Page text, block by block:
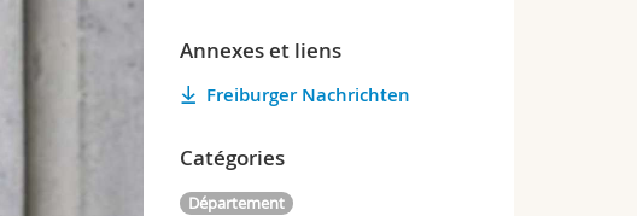
Annexes et liens
Freiburger Nachrichten
Catégories
Département